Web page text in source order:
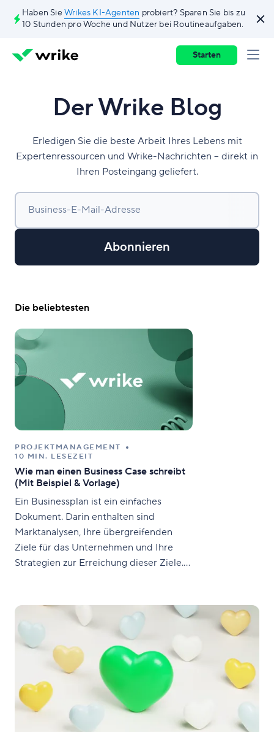
Haben Sie Wrikes KI-Agenten probiert? Sparen Sie bis zu
10 Stunden pro Woche und Nutzer bei Routineaufgaben.
Starten
Der Wrike Blog
Erledigen Sie die beste Arbeit Ihres Lebens mit
Expertenressourcen und Wrike-Nachrichten – direkt in
Ihren Posteingang geliefert.
Business-E-Mail-Adresse
Abonnieren
Die beliebtesten
PROJEKTMANAGEMENT
10 MIN. LESEZEIT
Wie man einen Business Case schreibt
(Mit Beispiel & Vorlage)
Ein Businessplan ist ein einfaches
Dokument. Darin enthalten sind
Marktanalysen, Ihre übergreifenden
Ziele für das Unternehmen und Ihre
Strategien zur Erreichung dieser Ziele.
Businessplan bereits alles andere
abdeckt? Mit einem Business Case
untersucht man genauer ein
spezifisches Problem und